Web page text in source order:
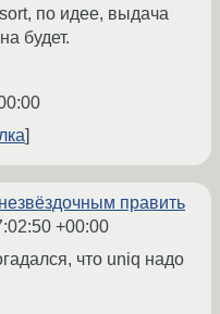
по идее, выдача
будет.
править
+00:00
что uniq надо